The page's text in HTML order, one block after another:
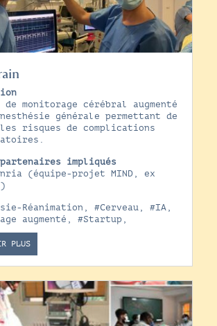
monitorage cérébral augmenté
générale permettant de
risques de complications
partenaires impliqués
(équipe-projet MIND, ex
Réanimation #Cerveau #IA
augmenté
#Startup,
PLUS